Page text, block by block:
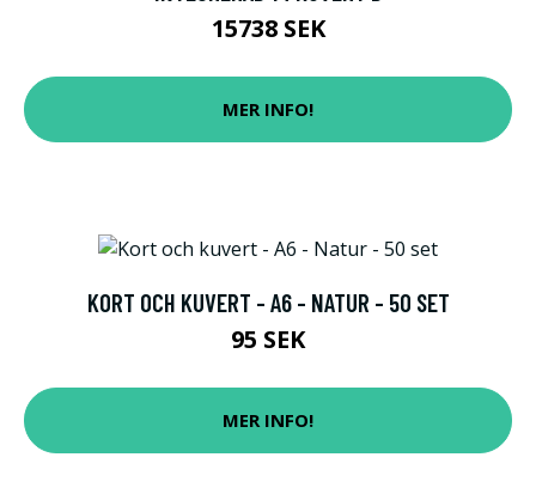
15738 SEK
MER INFO!
KORT OCH KUVERT - A6 - NATUR - 50 SET
95 SEK
MER INFO!